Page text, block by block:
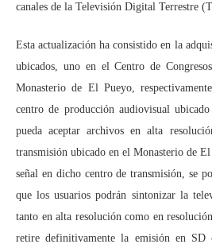
canales de la Televisión Digital Terrestre
Esta actualización ha consistido en la
ubicados, uno en el Centro de
Monasterio de El Pueyo,
centro de producción audiovisual
pueda aceptar archivos en alta
transmisión ubicado en el Monasterio de
señal en dicho centro de transmisión, se
que los usuarios podrán sintonizar la
tanto en alta resolución como en
retire definitivamente la emisión en SD